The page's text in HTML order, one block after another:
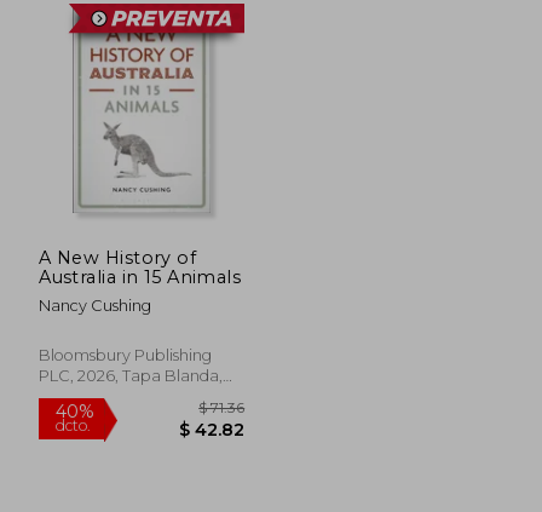
40%
dcto. $ 45.55
A New History of
Australia in 15 Animals
Nancy Cushing
Bloomsbury Publishing
PLC, 2026, Tapa Blanda,
Nuevo